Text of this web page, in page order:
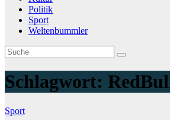
Politik
Sport
Weltenbummler
Schlagwort:
Sport